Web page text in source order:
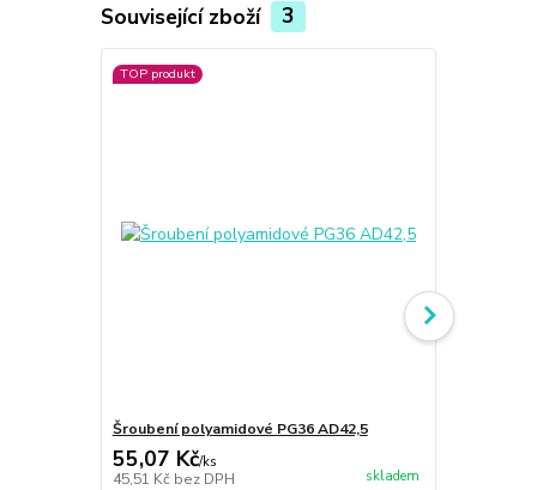
Související zboží 3
TOP produkt
Šroubení polyamidové PG36 AD42,5
55,07 Kč/ks
45,51 Kč bez DPH skladem